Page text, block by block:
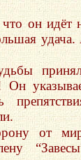
он идёт
удача.
Он
от